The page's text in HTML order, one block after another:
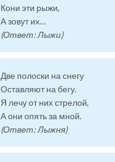
Кони эти рыжи,
А зовут их…
(Ответ: Лыжи)
Две полоски на снегу
Оставляют на бегу.
Я лечу от них стрелой,
А они опять за мной.
(Ответ: Лыжня)